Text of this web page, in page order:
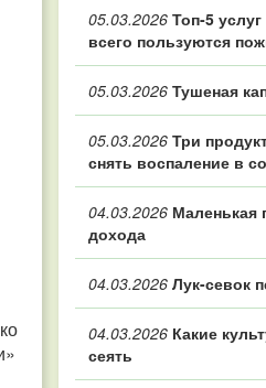
05.03.2026 Топ‑5
всего пользуются
05.03.2026 Тушеная
05.03.2026 Три
снять воспаление в
04.03.2026 Маленькая
дохода
04.03.2026 Лук-севок
04.03.2026 Какие
сеять